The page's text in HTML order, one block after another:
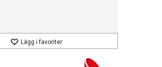
Lägg i favoriter